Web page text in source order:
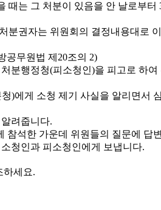
때는 그 처분이 있음을 안 날로부터
분권자는 위원회의 결정내용대로
공무원법 제20조의 2)
분행정청(피소청인)을 피고로 하
)에게 소청 제기 사실을 알리면서
려줍니다.
참석한 가운데 위원들의 질문에 답
청인과 피소청인에게 보냅니다.